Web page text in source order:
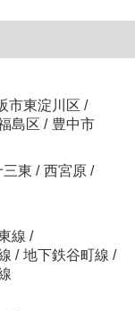
市東淀川区 /
島区 / 豊中市
三東 / 西宮原 /
線 /
/ 地下鉄谷町線 /